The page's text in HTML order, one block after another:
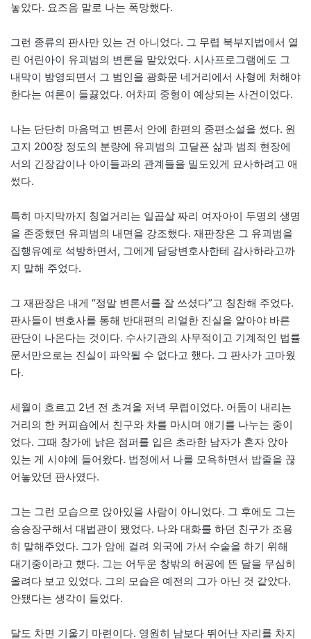
놓았다. 요즈음 말로 나는 폭망했다.
그런 종류의 판사만 있는 건 아니었다. 그 무렵 북부지법에서 열
린 어린아이 유괴범의 변론을 맡았었다. 시사프로그램에도 그
내막이 방영되면서 그 범인을 광화문 네거리에서 사형에 처해야
한다는 여론이 들끓었다. 어차피 중형이 예상되는 사건이었다.
나는 단단히 마음먹고 변론서 안에 한편의 중편소설을 썼다. 원
고지 200장 정도의 분량에 유괴범의 고달픈 삶과 범죄 현장에
서의 긴장감이나 아이들과의 관계들을 밀도있게 묘사하려고 애
썼다.
특히 마지막까지 칭얼거리는 일곱살 짜리 여자아이 두명의 생명
을 존중했던 유괴범의 내면을 강조했다. 재판장은 그 유괴범을
집행유예로 석방하면서, 그에게 담당변호사한테 감사하라고까
지 말해 주었다.
그 재판장은 내게 “정말 변론서를 잘 쓰셨다”고 칭찬해 주었다.
판사들이 변호사를 통해 반대편의 리얼한 진실을 알아야 바른
판단이 나온다는 것이다. 수사기관의 사무적이고 기계적인 법률
문서만으로는 진실이 파악될 수 없다고 했다. 그 판사가 고마웠
다.
세월이 흐르고 2년 전 초겨울 저녁 무렵이었다. 어둠이 내리는
거리의 한 커피숍에서 친구와 차를 마시며 얘기를 나누는 중이
었다. 그때 창가에 낡은 점퍼를 입은 초라한 남자가 혼자 앉아
있는 게 시야에 들어왔다. 법정에서 나를 모욕하면서 밥줄을 끊
어놓았던 판사였다.
그는 그런 모습으로 앉아있을 사람이 아니었다. 그 후에도 그는
승승장구해서 대법관이 됐었다. 나와 대화를 하던 친구가 조용
히 말해주었다. 그가 암에 걸려 외국에 가서 수술을 하기 위해
대기중이라고 했다. 그는 어두운 창밖의 허공에 뜬 달을 무심히
올려다 보고 있었다. 그의 모습은 예전의 그가 아닌 것 같았다.
안됐다는 생각이 들었다.
달도 차면 기울기 마련이다. 영원히 남보다 뛰어난 자리를 차지